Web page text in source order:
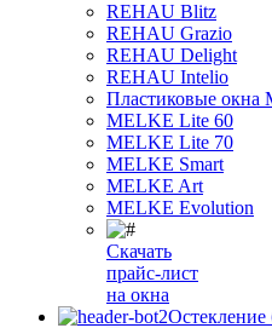
REHAU Blitz
REHAU Grazio
REHAU Delight
REHAU Intelio
Пластиковые окна
MELKE Lite 60
MELKE Lite 70
MELKE Smart
MELKE Art
MELKE Evolution
Скачать
прайс-лист
на окна